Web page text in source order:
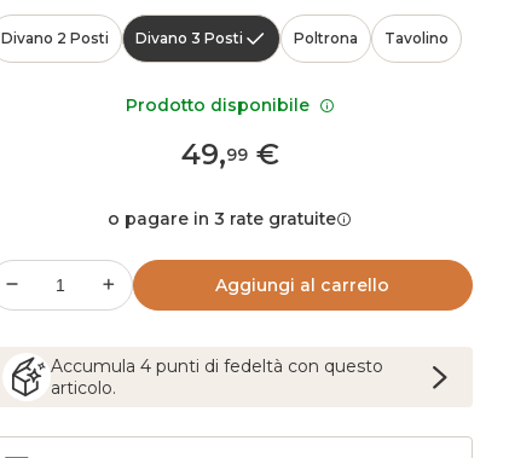
Divano 2 Posti Divano 3 Posti Poltrona Tavolino
49,99€
o pagare in 3 rate gratuite
Aggiungi al carrello
Accumula 4 punti di fedeltà con questo
articolo.